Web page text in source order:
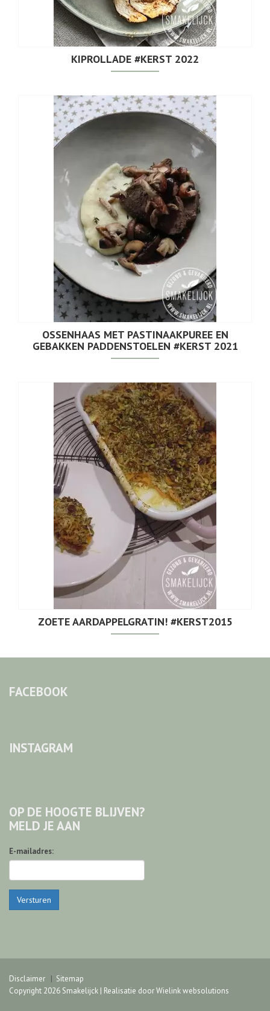
KIPROLLADE #KERST 2022
OSSENHAAS MET PASTINAAKPUREE EN
GEBAKKEN PADDENSTOELEN #KERST 2021
ZOETE AARDAPPELGRATIN! #KERST2015
FACEBOOK
INSTAGRAM
OP DE HOOGTE BLIJVEN?
MELD JE AAN
E-mailadres:
Versturen
Disclaimer
Sitemap
Copyright 2026 Smakelijck | Realisatie doorWielink websolutions